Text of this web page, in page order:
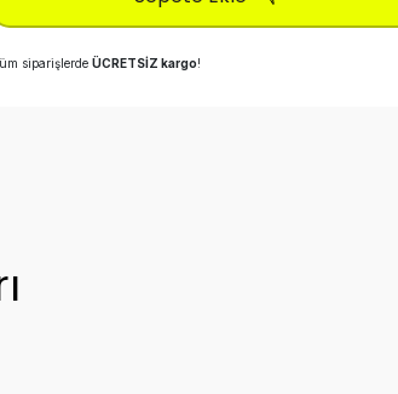
siparişlerde ÜCRETSİZ kargo!